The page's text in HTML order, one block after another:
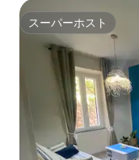
スーパーホスト
スーパーホスト